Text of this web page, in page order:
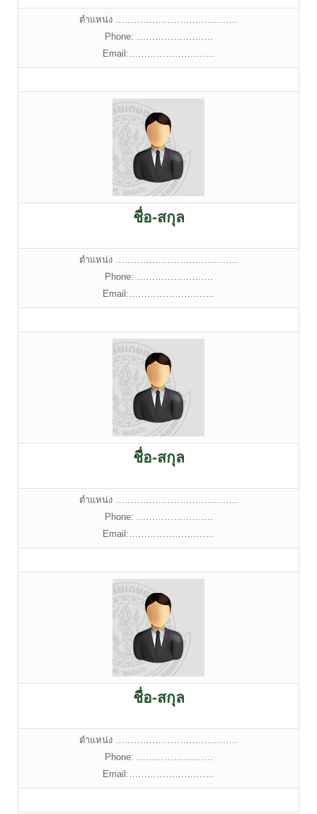
ตำแหน่ง ………………………………….
Phone: …………………….
Email:……………………….
ชื่อ-สกุล
ตำแหน่ง ………………………………….
Phone: …………………….
Email:……………………….
ชื่อ-สกุล
ตำแหน่ง ………………………………….
Phone: …………………….
Email:……………………….
ชื่อ-สกุล
ตำแหน่ง ………………………………….
Phone: …………………….
Email:……………………….